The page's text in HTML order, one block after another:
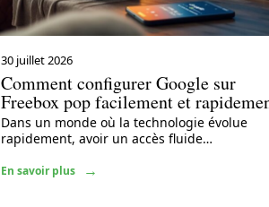
30 juillet 2026
Comment configurer Google sur
Freebox pop facilement et
Dans un monde où la technologie évolue
rapidement, avoir un accès fluide…
En savoir plus